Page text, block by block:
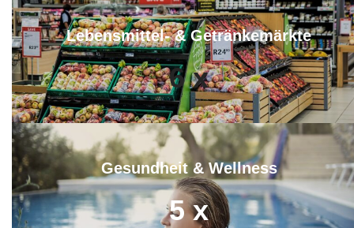
Lebensmittel- & Getränkemärkte
6 x
Gesundheit & Wellness
5 x